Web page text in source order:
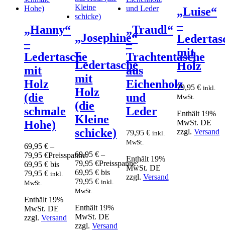
„Hanny“
–
Ledertasche
mit
Holz
(die
schmale
Hohe)
69,95 € –
79,95 €Preisspanne:
69,95 € bis
79,95 € inkl.
MwSt.
Enthält 19%
MwSt. DE
zzgl. Versand
„Josephine“
–
Ledertasche
mit
Holz
(die
Kleine
schicke)
69,95€ –
79,95€Preisspanne:
69,95 € bis
79,95 € inkl.
MwSt.
Enthält 19%
MwSt. DE
zzgl.Versand
„Traudl“
–
Trachtentasche
aus
Eichenholz
und
Leder
79,95 € inkl.
MwSt.
Enthält 19%
MwSt. DE
zzgl. Versand
„Luise“
–
mit
Holz
79,95 € inkl.
MwSt.
Enthält 19%
MwSt. DE
zzgl. Versand